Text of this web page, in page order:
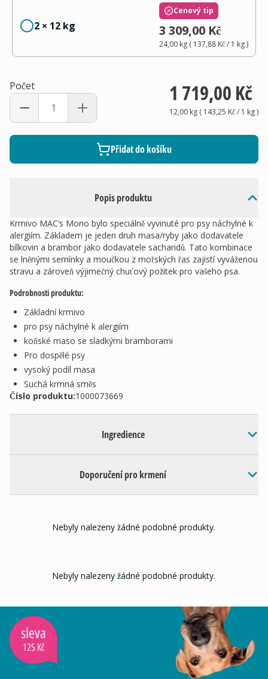
Popis produktu
Krmivo MAC‘s Mono bylo speciálně vyvinuté pro psy náchylné k
alergiím. Základem je jeden druh masa/ryby jako dodavatele
bílkovin a brambor jako dodavatele sacharidů. Tato kombinace
se lněnými semínky a moučkou z mořských řas zajistí vyváženou
stravu a zároveň výjimečný chuťový požitek pro vašeho psa.
Podrobnosti produktu:
Základní krmivo
pro psy náchylné k alergiím
koňské maso se sladkými bramborami
Pro dospělé psy
vysoký podíl masa
Suchá krmná směs
Číslo produktu:1000073669
Ingredience
Doporučení pro krmení
2 × 12 kg
Cenový tip
3 309,00 Kč
24,00 kg( 137,88 Kč/ 1 kg)
Počet 1 719,00 Kč
12,00 kg( 143,25 Kč/ 1 kg)
Přidat do košíku
Nebyly nalezeny žádné podobné produkty.
Nebyly nalezeny žádné podobné produkty.
sleva
125 Kč